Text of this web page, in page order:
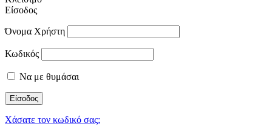
Είσοδος
Όνομα Χρήστη
Κωδικός
Να με θυμάσαι
Είσοδος
Χάσατε τον κωδικό σας;